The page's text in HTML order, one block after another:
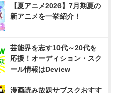
【夏アニメ2026】7月期夏の
新アニメを一挙紹介！
芸能界を志す10代～20代を
応援！オーディション・スク
ール情報はDeview
漫画読み放題サブスクおすす